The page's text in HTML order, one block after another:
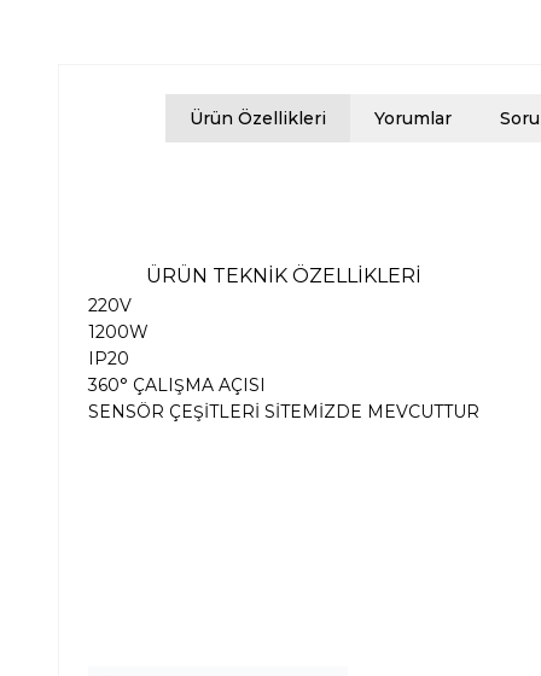
Ürün Özellikleri Yorumlar
ÜRÜN TEKNİK ÖZELLİKLERİ
220V
1200W
IP20
360° ÇALIŞMA AÇISI
SENSÖR ÇEŞİTLERİ SİTEMİZDE MEVCUTTUR